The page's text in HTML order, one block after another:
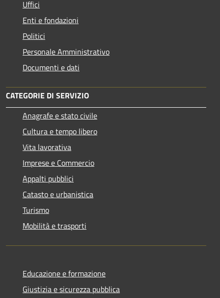
Uffici
Enti e fondazioni
Politici
Personale Amministrativo
Documenti e dati
CATEGORIE DI SERVIZIO
Anagrafe e stato civile
Cultura e tempo libero
Vita lavorativa
Imprese e Commercio
Appalti pubblici
Catasto e urbanistica
Turismo
Mobilità e trasporti
Educazione e formazione
Giustizia e sicurezza pubblica